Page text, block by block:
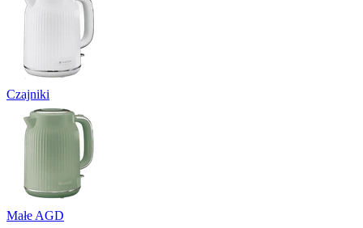
Czajniki
Małe AGD